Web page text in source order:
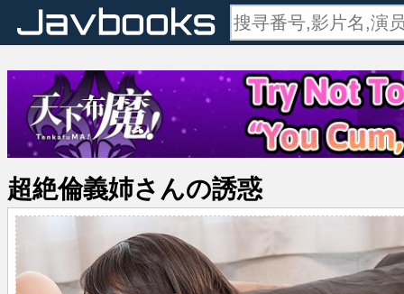
超絶倫義姉さんの誘惑